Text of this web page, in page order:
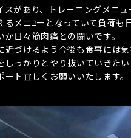
スがあり、トレーニングメニ
るメニﾕーとなっていて負荷も
か日々筋肉痛との闘いです。
近づけるよう今後も食事には
しっかりとやり抜いていきたい
ート宜しくお願いいたします。